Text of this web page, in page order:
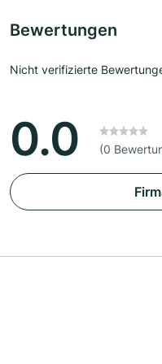
Bewertungen
Nicht verifizierte
0.0 (0